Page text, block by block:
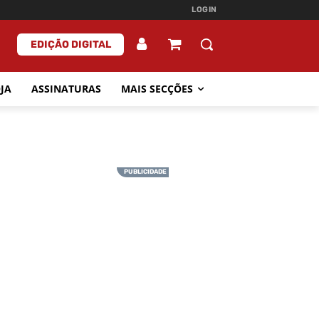
LOGIN
EDIÇÃO DIGITAL
ASSINATURAS MAIS SECÇÕES